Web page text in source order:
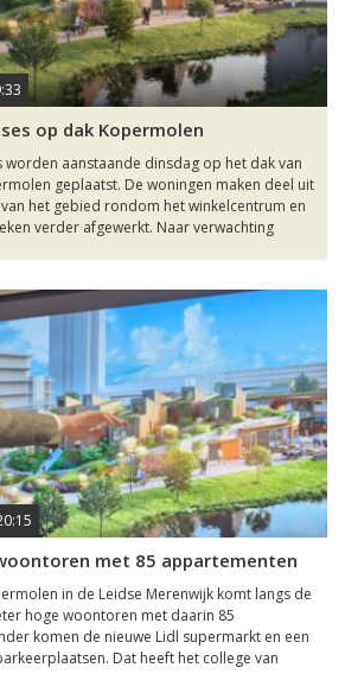
op dak Kopermolen
aanstaande dinsdag op het dak van
geplaatst. De woningen maken deel uit
het gebied rondom het winkelcentrum en
verder afgewerkt. Naar verwachting
met 85 appartementen
in de Leidse Merenwijk komt langs de
hoge woontoren met daarin 85
komen de nieuwe Lidl supermarkt en een
Dat heeft het college van